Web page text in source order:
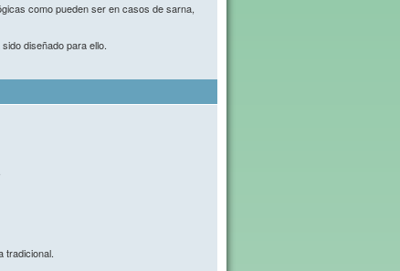
como pueden ser en casos de sarna,
diseñado para ello.
tradicional.